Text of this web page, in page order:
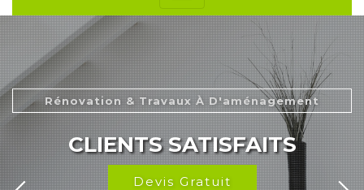
Rénovation & Travaux À D'aménagement
CLIENTS SATISFAITS
Devis Gratuit